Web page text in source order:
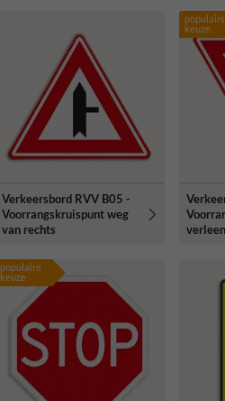
Verkeersbord RVV B05 -
Voorrangskruispunt weg
van rechts
keuze
populaire
keuze